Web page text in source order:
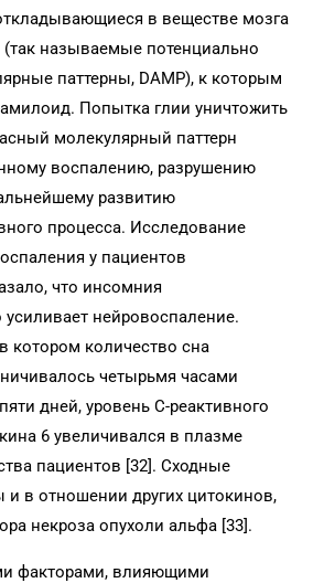
в веществе мозга
называемые потенциально
паттерны, DAMP), к которым
амилоид. Попытка глии уничтожить
молекулярный паттерн
воспалению, разрушению
развитию
процесса. Исследование
у пациентов
что инсомния
усиливает нейровоспаление.
котором количество сна
четырьмя часами
дней, уровень С-реактивного
6 увеличивался в плазме
пациентов [32]. Сходные
в отношении других цитокинов,
некроза опухоли альфа [33].
факторами, влияющими